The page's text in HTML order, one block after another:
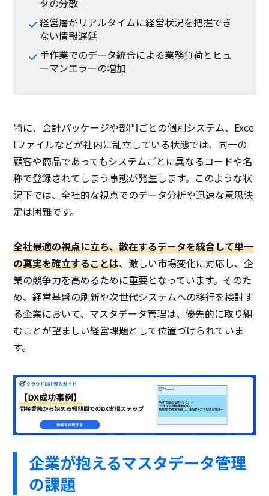
経営層がリアルタイムに経営状況を把握でき
ない情報遅延
手作業でのデータ統合による業務負荷とヒュ
ーマンエラーの増加
特に、会計パッケージや部門ごとの個別システム、Exce
lファイルなどが社内に乱立している状態では、同一の
顧客や商品であってもシステムごとに異なるコードや名
称で登録されてしまう事態が発生します。このような状
況下では、全社的な視点でのデータ分析や迅速な意思決
定は困難です。
全社最適の視点に立ち、散在するデータを統合して単一
の真実を確立することは、激しい市場変化に対応し、企
業の競争力を高めるために重要となっています。そのた
め、経営基盤の刷新や次世代システムへの移行を検討す
る企業において、マスタデータ管理は、優先的に取り組
むことが望ましい経営課題として位置づけられていま
す。
企業が抱えるマスタデータ管理
の課題